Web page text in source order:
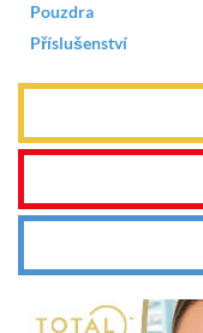
Pouzdra
Příslušenství